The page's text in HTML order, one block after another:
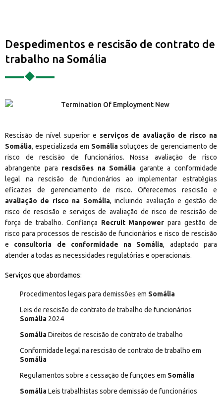
Despedimentos e rescisão de contrato de
trabalho na Somália
Rescisão de nível superior e serviços de avaliação de risco na
Somália, especializada em Somáliasoluções de gerenciamento de
risco de rescisão de funcionários. Nossa avaliação de risco
abrangente para rescisões na Somália garante a conformidade
legal na rescisão de funcionários ao implementar estratégias
eficazes de gerenciamento de risco. Oferecemos rescisão e
avaliação de risco na Somália, incluindo avaliação e gestão de
risco de rescisão e serviços de avaliação de risco de rescisão de
força de trabalho. Confiança Recruit Manpower para gestão de
risco para processos de rescisão de funcionários e risco de rescisão
e consultoria de conformidade na Somália, adaptado para
atender a todas as necessidades regulatórias e operacionais.
Serviços que abordamos:
Procedimentos legais para demissões em Somália
Leis de rescisão de contrato de trabalho de funcionários
Somália 2024
SomáliaDireitos de rescisão de contrato de trabalho
Conformidade legal na rescisão de contrato de trabalho em
Somália
Regulamentos sobre a cessação de funções em Somália
SomáliaLeis trabalhistas sobre demissão de funcionários